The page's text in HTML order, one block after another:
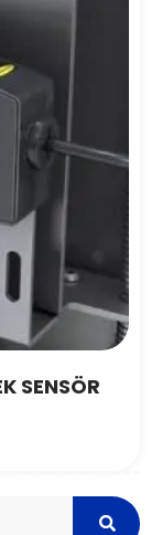
SENSÖR